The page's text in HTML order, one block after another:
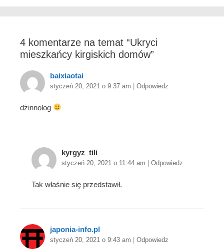
4 komentarze na temat “Ukryci
mieszkańcy kirgiskich domów”
baixiaotai
styczeń 20, 2021 o 9:37 am Odpowiedz
dżinnolog
kyrgyz_tili
styczeń 20, 2021 o 11:44 am Odpowiedz
Tak właśnie się przedstawił.
japonia-info.pl
styczeń 20, 2021 o 9:43 am Odpowiedz